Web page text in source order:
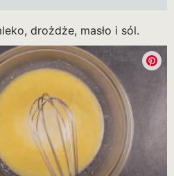
drożdże, masło i sól.